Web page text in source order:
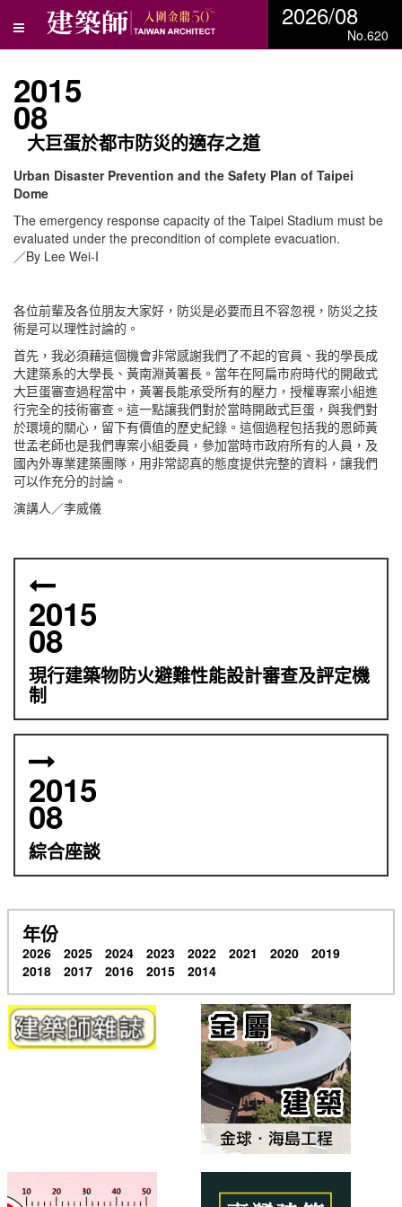
2026/08
No.620
2015
08
大巨蛋於都市防災的適存之道
Urban Disaster Prevention and the Safety Plan of Taipei
Dome
The emergency response capacity of the Taipei Stadium must be
evaluated under the precondition of complete evacuation.
／By Lee Wei-I
各位前輩及各位朋友大家好，防災是必要而且不容忽視，防災之技
術是可以理性討論的。
首先，我必須藉這個機會非常感謝我們了不起的官員、我的學長成
大建築系的大學長、黃南淵黃署長。當年在阿扁市府時代的開啟式
大巨蛋審查過程當中，黃署長能承受所有的壓力，授權專案小組進
行完全的技術審查。這一點讓我們對於當時開啟式巨蛋，與我們對
於環境的關心，留下有價值的歷史紀錄。這個過程包括我的恩師黃
世孟老師也是我們專案小組委員，參加當時市政府所有的人員，及
國內外專業建築團隊，用非常認真的態度提供完整的資料，讓我們
可以作充分的討論。
演講人／李威儀
2015
08
現行建築物防火避難性能設計審查及評定機
制
2015
08
綜合座談
年份
2026 2025 2024 2023 2022 2021 2020
2019
2018
2017 2016 2015 2014